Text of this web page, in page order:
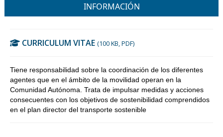
INFORMACIÓN
CURRICULUM VITAE (100 KB, PDF)
Tiene responsabilidad sobre la coordinación de los diferentes
agentes que en el ámbito de la movilidad operan en la
Comunidad Autónoma. Trata de impulsar medidas y acciones
consecuentes con los objetivos de sostenibilidad comprendidos
en el plan director del transporte sostenible